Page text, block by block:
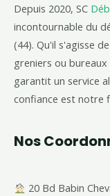
Depuis 2020, SC
incontournable du
(44). Qu'il s'agisse
greniers ou
garantit un service
confiance est notre
Nos
20 Bd Babin